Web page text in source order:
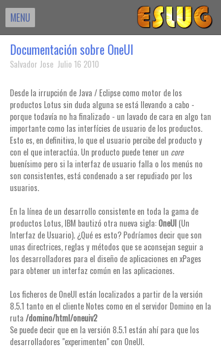
MENU
Documentación sobre OneUI
Salvador Jose Julio 16 2010
Desde la irrupción de Java / Eclipse como motor de los
productos Lotus sin duda alguna se está llevando a cabo -
porque todavía no ha finalizado - un lavado de cara en algo tan
importante como las interfícies de usuario de los productos.
Esto es, en definitiva, lo que el usuario percibe del producto y
con el que interactúa. Un producto puede tener un core
buenísimo pero si la interfaz de usuario falla o los menús no
son consistentes, está condenado a ser repudiado por los
usuarios.
En la línea de un desarrollo consistente en toda la gama de
productos Lotus, IBM bautizó otra nueva sigla: OneUI (Un
Interfaz de Usuario). ¿Qué es esto? Podríamos decir que son
unas directrices, reglas y métodos que se aconsejan seguir a
los desarrolladores para el diseño de aplicaciones en xPages
para obtener un interfaz común en las aplicaciones.
Los ficheros de OneUI están localizados a partir de la versión
8.5.1 tanto en el cliente Notes como en el servidor Domino en la
ruta /domino/html/oneuiv2
Se puede decir que en la versión 8.5.1 están ahí para que los
desarrolladores "experimenten" con OneUI.